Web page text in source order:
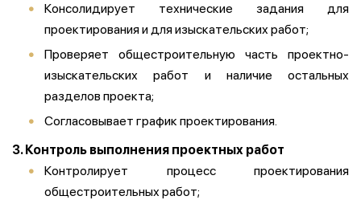
Консолидирует технические задания для
проектирования и для изыскательских работ;
Проверяет общестроительную часть проектно-
изыскательских работ и наличие остальных
разделов проекта;
Согласовывает график проектирования.
3. Контроль выполнения проектных работ
Контролирует процесс проектирования
общестроительных работ;